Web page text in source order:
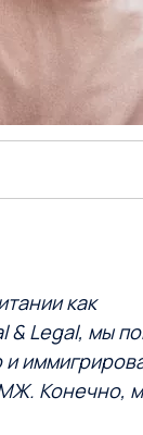
как
& Legal, мы
Конечно,